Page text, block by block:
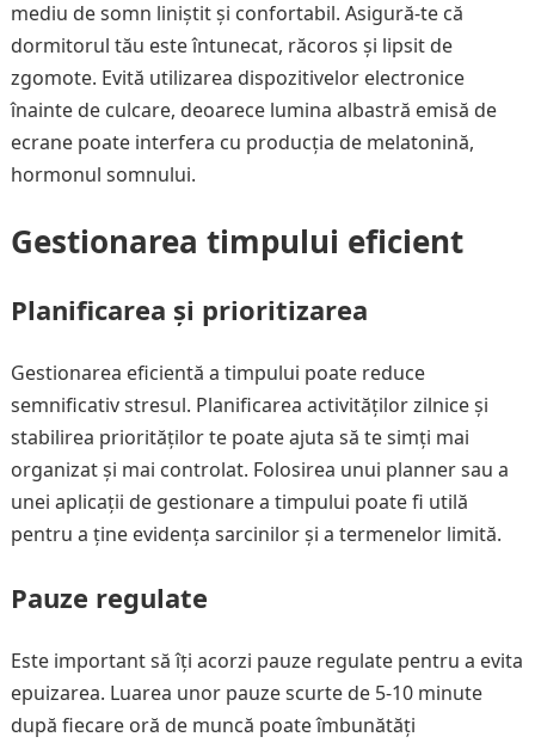
mediu de somn liniștit și confortabil. Asigură-te că
dormitorul tău este întunecat, răcoros și lipsit de
zgomote. Evită utilizarea dispozitivelor electronice
înainte de culcare, deoarece lumina albastră emisă de
ecrane poate interfera cu producția de melatonină,
hormonul somnului.
Gestionarea timpului eficient
Planificarea și prioritizarea
Gestionarea eficientă a timpului poate reduce
semnificativ stresul. Planificarea activităților zilnice și
stabilirea priorităților te poate ajuta să te simți mai
organizat și mai controlat. Folosirea unui planner sau a
unei aplicații de gestionare a timpului poate fi utilă
pentru a ține evidența sarcinilor și a termenelor limită.
Pauze regulate
Este important să îți acorzi pauze regulate pentru a evita
epuizarea. Luarea unor pauze scurte de 5-10 minute
după fiecare oră de muncă poate îmbunătăți